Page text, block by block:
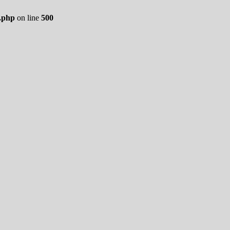
on line 500